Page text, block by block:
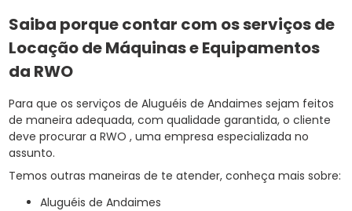
Saiba porque contar com os serviços de
Locação de Máquinas e Equipamentos
da RWO
Para que os serviços de Aluguéis de Andaimes sejam feitos
de maneira adequada, com qualidade garantida, o cliente
deve procurar a RWO , uma empresa especializada no
assunto.
Temos outras maneiras de te atender, conheça mais sobre:
Aluguéis de Andaimes